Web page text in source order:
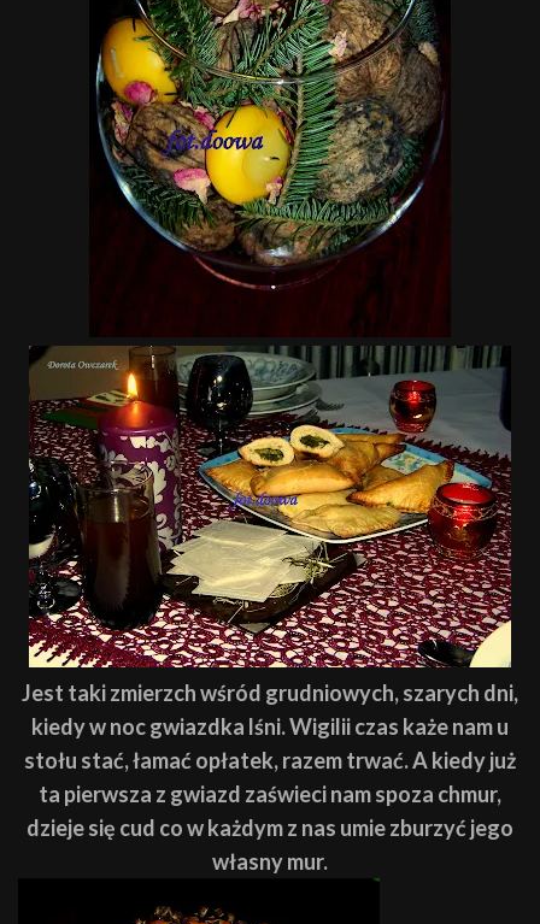
Jest taki zmierzchwśród grudniowych, szarych dni,
kiedy w noc gwiazdka lśni.Wigilii czas każe nam u
stołu stać,łamać opłatek, razem trwać.A kiedy już
ta pierwsza z gwiazd zaświeci nam spoza chmur,
dzieje się cud co w każdym z nas umie zburzyć jego
własny mur.